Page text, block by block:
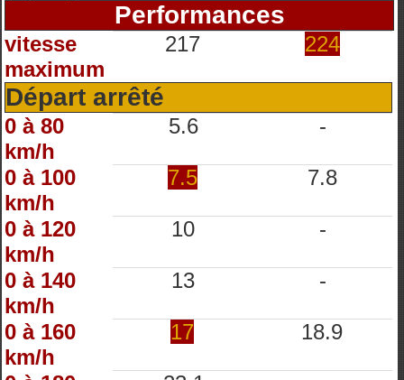
Performances
vitesse
maximum
217 224
Départ arrêté
0 à 80
km/h
5.6 -
0 à 100
km/h
7.5 7.8
0 à 120
km/h
10 -
0 à 140
km/h
13 -
0 à 160
km/h
17 18.9